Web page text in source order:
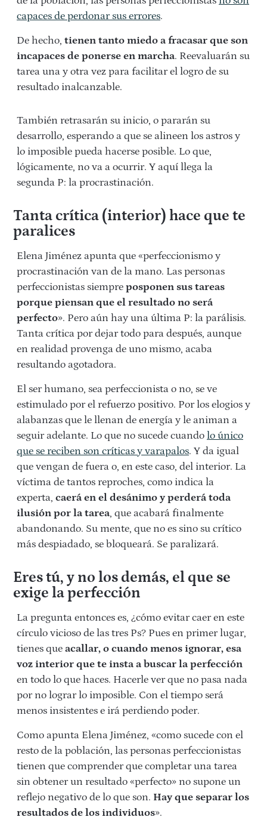
capaces de perdonar sus errores.
De hecho, tienen tanto miedo a fracasar que son
incapaces de ponerse en marcha. Reevaluarán su
tarea una y otra vez para facilitar el logro de su
resultado inalcanzable.
También retrasarán su inicio, o pararán su
desarrollo, esperando a que se alineen los astros y
lo imposible pueda hacerse posible. Lo que,
lógicamente, no va a ocurrir. Y aquí llega la
segunda P: la procrastinación.
Tanta crítica (interior) hace que te
paralices
Elena Jiménez apunta que «perfeccionismo y
procrastinación van de la mano. Las personas
perfeccionistas siempre posponen sus tareas
porque piensan que el resultado no será
perfecto». Pero aún hay una última P: la parálisis.
Tanta crítica por dejar todo para después, aunque
en realidad provenga de uno mismo, acaba
resultando agotadora.
El ser humano, sea perfeccionista o no, se ve
estimulado por el refuerzo positivo. Por los elogios y
alabanzas que le llenan de energía y le animan a
seguir adelante. Lo que no sucede cuando lo único
que se reciben son críticas y varapalos. Y da igual
que vengan de fuera o, en este caso, del interior. La
víctima de tantos reproches, como indica la
experta, caerá en el desánimo y perderá toda
ilusión por la tarea, que acabará finalmente
abandonando. Su mente, que no es sino su crítico
más despiadado, se bloqueará. Se paralizará.
Eres tú, y no los demás, el que se
exige la perfección
La pregunta entonces es, ¿cómo evitar caer en este
círculo vicioso de las tres Ps? Pues en primer lugar,
tienes que acallar, o cuando menos ignorar, esa
voz interior que te insta a buscar la perfección
en todo lo que haces. Hacerle ver que no pasa nada
por no lograr lo imposible. Con el tiempo será
menos insistentes e irá perdiendo poder.
Como apunta Elena Jiménez, «como sucede con el
resto de la población, las personas perfeccionistas
tienen que comprender que completar una tarea
sin obtener un resultado «perfecto» no supone un
reflejo negativo de lo que son. Hay que separar los
resultados de los individuos».